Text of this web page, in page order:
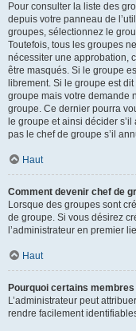
Pour consulter la liste des
depuis votre panneau de
groupes, sélectionnez le
Toutefois, tous les groupes
nécessiter une approbation,
être masqués. Si le groupe
librement. Si le groupe est
groupe mais votre demande
groupe. Ce dernier pourra
le groupe et ainsi décider
pas le chef de groupe s’il
Haut
Comment devenir chef de
Lorsque des groupes sont
de groupe. Si vous désirez
l’administrateur en premier
Haut
Pourquoi certains
L’administrateur peut
rendre facilement